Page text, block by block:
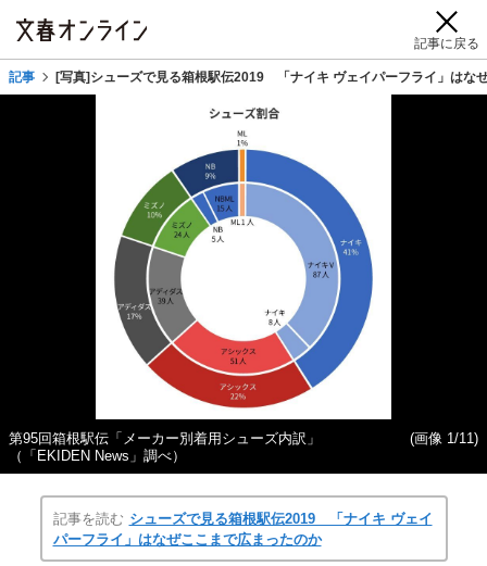
記事に戻る
記事 [写真]シューズで見る箱根駅伝2019 「ナイキ ヴェイパーフライ」はな
第95回箱根駅伝「メーカー別着用シューズ内訳」
（「EKIDEN News」調べ）
(画像 1/11)
記事を読む シューズで見る箱根駅伝2019 「ナイキ ヴェイ
パーフライ」はなぜここまで広まったのか